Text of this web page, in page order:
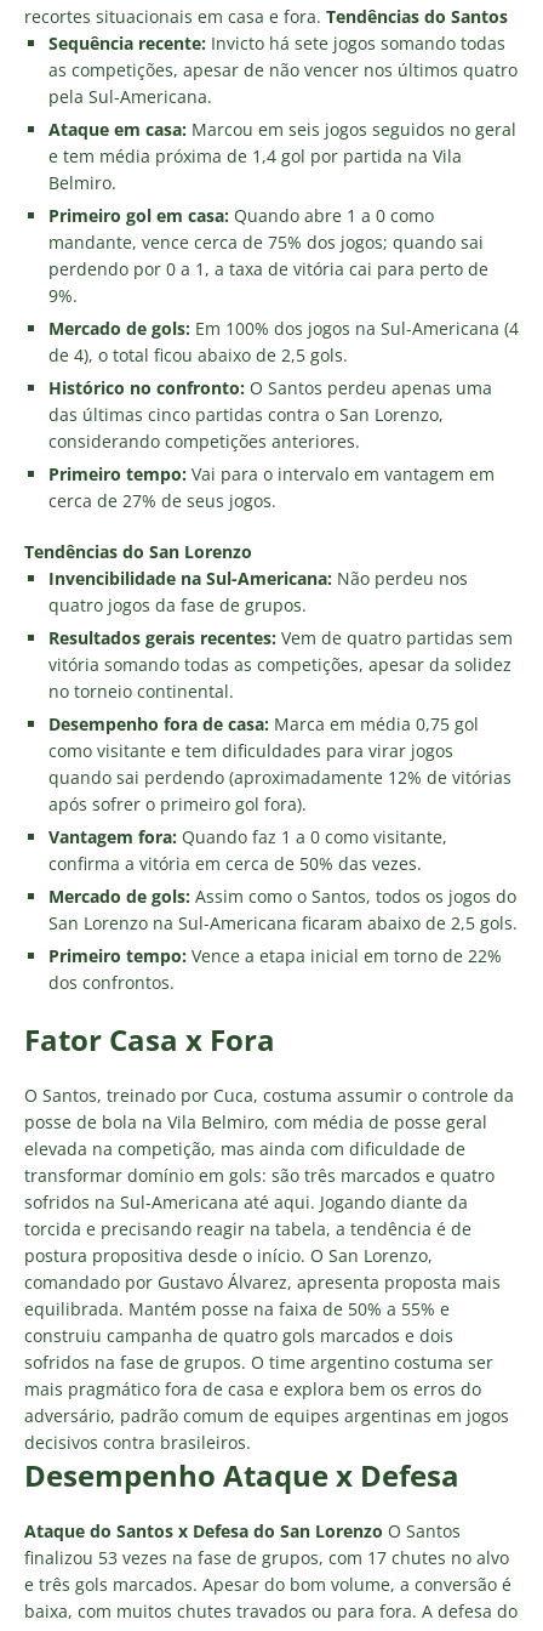
recortes situacionais em casa e fora. Tendências do Santos
Sequência recente: Invicto há sete jogos somando todas
as competições, apesar de não vencer nos últimos quatro
pela Sul-Americana.
Ataque em casa: Marcou em seis jogos seguidos no geral
e tem média próxima de 1,4 gol por partida na Vila
Belmiro.
Primeiro gol em casa: Quando abre 1 a 0 como
mandante, vence cerca de 75% dos jogos; quando sai
perdendo por 0 a 1, a taxa de vitória cai para perto de
9%.
Mercado de gols: Em 100% dos jogos na Sul-Americana (4
de 4), o total ficou abaixo de 2,5 gols.
Histórico no confronto: O Santos perdeu apenas uma
das últimas cinco partidas contra o San Lorenzo,
considerando competições anteriores.
Primeiro tempo: Vai para o intervalo em vantagem em
cerca de 27% de seus jogos.
Tendências do San Lorenzo
Invencibilidade na Sul-Americana: Não perdeu nos
quatro jogos da fase de grupos.
Resultados gerais recentes: Vem de quatro partidas sem
vitória somando todas as competições, apesar da solidez
no torneio continental.
Desempenho fora de casa: Marca em média 0,75 gol
como visitante e tem dificuldades para virar jogos
quando sai perdendo (aproximadamente 12% de vitórias
após sofrer o primeiro gol fora).
Vantagem fora: Quando faz 1 a 0 como visitante,
confirma a vitória em cerca de 50% das vezes.
Mercado de gols: Assim como o Santos, todos os jogos do
San Lorenzo na Sul-Americana ficaram abaixo de 2,5 gols.
Primeiro tempo: Vence a etapa inicial em torno de 22%
dos confrontos.
Fator Casa x Fora
O Santos, treinado por Cuca, costuma assumir o controle da
posse de bola na Vila Belmiro, com média de posse geral
elevada na competição, mas ainda com dificuldade de
transformar domínio em gols: são três marcados e quatro
sofridos na Sul-Americana até aqui. Jogando diante da
torcida e precisando reagir na tabela, a tendência é de
postura propositiva desde o início. O San Lorenzo,
comandado por Gustavo Álvarez, apresenta proposta mais
equilibrada. Mantém posse na faixa de 50% a 55% e
construiu campanha de quatro gols marcados e dois
sofridos na fase de grupos. O time argentino costuma ser
mais pragmático fora de casa e explora bem os erros do
adversário, padrão comum de equipes argentinas em jogos
decisivos contra brasileiros.
Desempenho Ataque x Defesa
Ataque do Santos x Defesa do San Lorenzo O Santos
finalizou 53 vezes na fase de grupos, com 17 chutes no alvo
e três gols marcados. Apesar do bom volume, a conversão é
baixa, com muitos chutes travados ou para fora. A defesa do